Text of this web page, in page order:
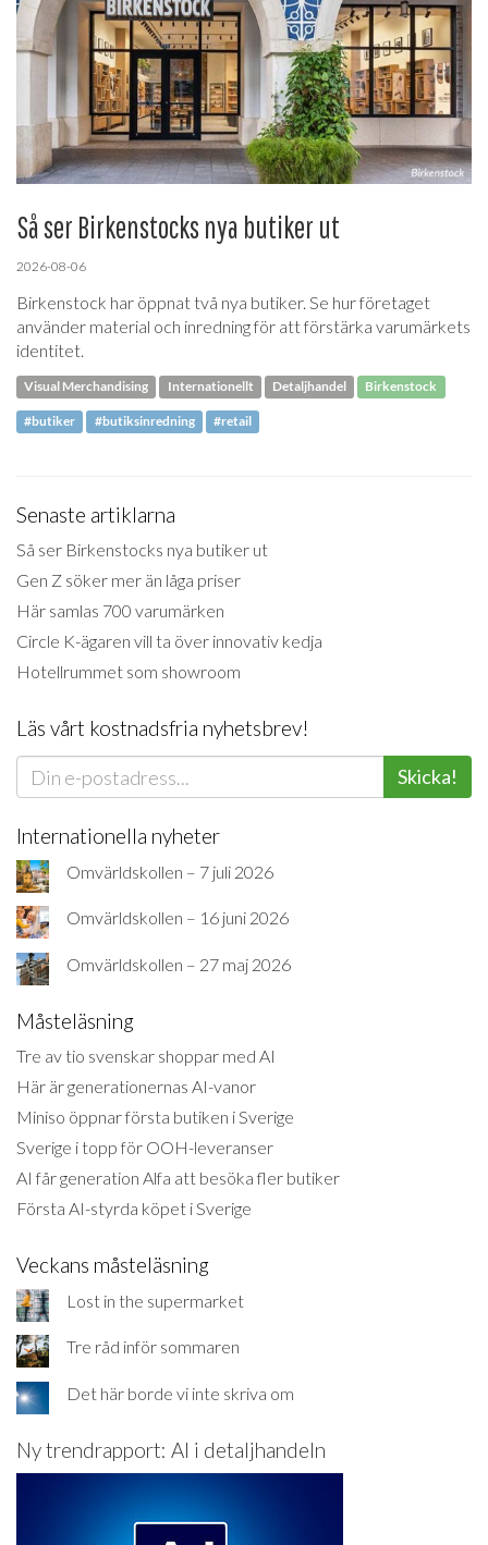
Så ser Birkenstocks nya butiker ut
2026-08-06
Birkenstock har öppnat två nya butiker. Se hur företaget
använder material och inredning för att förstärka varumärkets
identitet.
Visual Merchandising Internationellt Detaljhandel Birkenstock
#butiker #butiksinredning #retail
Senaste artiklarna
Så ser Birkenstocks nya butiker ut
Gen Z söker mer än låga priser
Här samlas 700 varumärken
Circle K-ägaren vill ta över innovativ kedja
Hotellrummet som showroom
Läs vårt kostnadsfria nyhetsbrev!
Skicka!
Internationella nyheter
Omvärldskollen – 7 juli 2026
Omvärldskollen – 16 juni 2026
Omvärldskollen – 27 maj 2026
Måsteläsning
Tre av tio svenskar shoppar med AI
Här är generationernas AI-vanor
Miniso öppnar första butiken i Sverige
Sverige i topp för OOH-leveranser
AI får generation Alfa att besöka fler butiker
Första AI-styrda köpet i Sverige
Veckans måsteläsning
Lost in the supermarket
Tre råd inför sommaren
Det här borde vi inte skriva om
Ny trendrapport: AI i detaljhandeln